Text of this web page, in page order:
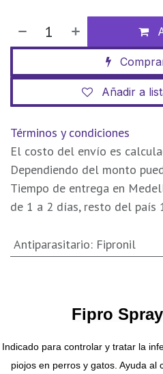
Añadir a
Términos y condiciones
El costo del envío es
Dependiendo del monto
Tiempo de entrega en
de 1 a 2 días, resto del país
Antiparasitario: Fipronil
Fipro
Indicado para controlar y tratar la
piojos en perros y gatos. Ayuda al